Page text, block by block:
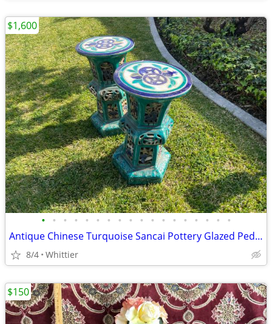
• • • • • • • • • • • • • • • • • •
Antique Chinese Turquoise Sancai Pottery Glazed Pedestals
8/4 Whittier
$1,600
$150